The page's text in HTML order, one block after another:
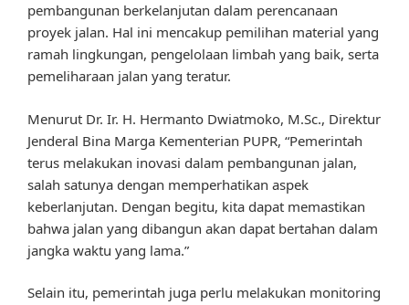
pembangunan berkelanjutan dalam perencanaan
proyek jalan. Hal ini mencakup pemilihan material yang
ramah lingkungan, pengelolaan limbah yang baik, serta
pemeliharaan jalan yang teratur.
Menurut Dr. Ir. H. Hermanto Dwiatmoko, M.Sc., Direktur
Jenderal Bina Marga Kementerian PUPR, “Pemerintah
terus melakukan inovasi dalam pembangunan jalan,
salah satunya dengan memperhatikan aspek
keberlanjutan. Dengan begitu, kita dapat memastikan
bahwa jalan yang dibangun akan dapat bertahan dalam
jangka waktu yang lama.”
Selain itu, pemerintah juga perlu melakukan monitoring